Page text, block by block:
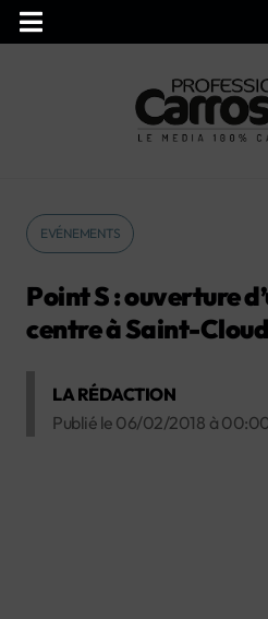
EVÉNEMENTS
Point S : ouverture
centre à Saint-Cloud
LA RÉDACTION
Publié le 06/02/2018 à